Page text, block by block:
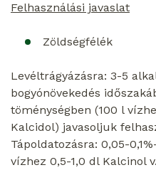
Felhasználási javaslat
Zöldségfélék
Levéltrágyázásra: 3-5
bogyónövekedés
töménységben (100 l
Kalcidol) javasoljuk
Tápoldatozásra: 0,05-
vízhez 0,5-1,0 dl Kalcinol